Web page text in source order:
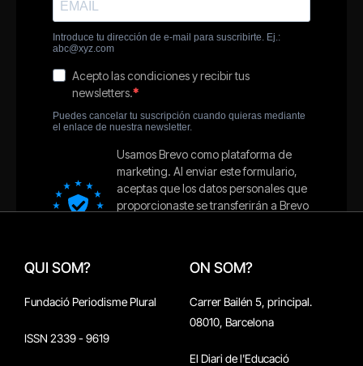
QUI SOM?
Fundació Periodisme Plural
ISSN 2339 - 9619
ON SOM?
Carrer Bailén 5, principal.
08010, Barcelona
El Diari de l'Educació